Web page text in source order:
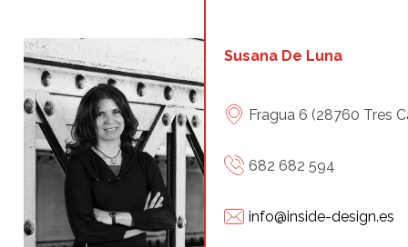
Susana De Luna
Fragua 6 (28760 Tres
682 682 594
info@inside-design.es